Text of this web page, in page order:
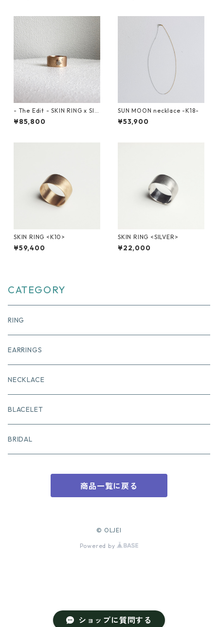
ショップに質問する
- The Edit - SKIN RING x Slic
e Diamond <K10>
¥85,800
SUN MOON necklace -K18-
¥53,900
SKIN RING <K10>
¥59,400
SKIN RING <SILVER>
¥22,000
CATEGORY
RING
EARRINGS
NECKLACE
BLACELET
BRIDAL
商品一覧に戻る
© OLJEI
Powered by